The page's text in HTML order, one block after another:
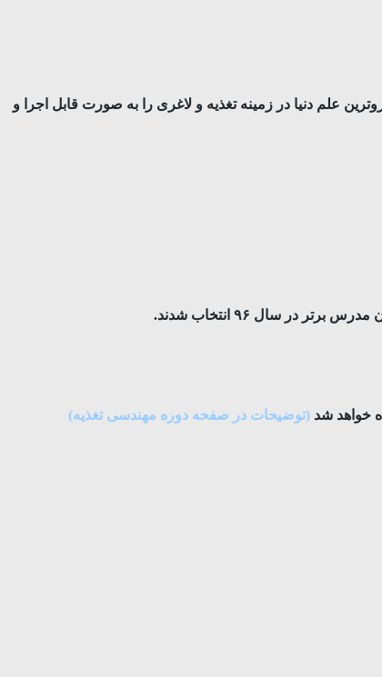
علم دنیا در زمینه تغذیه و لاغری را به صورت قابل اجرا و
(توضیحات در صفحه دوره مهندسی تغذیه)